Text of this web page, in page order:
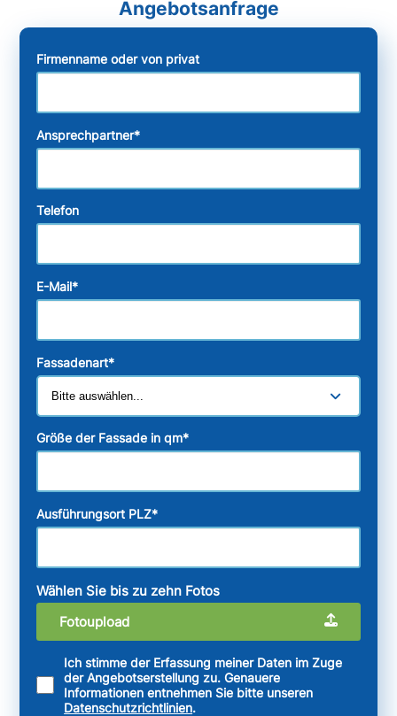
Firmenname oder von privat
Ansprechpartner*
Telefon
E-Mail*
Fassadenart*
Größe der Fassade in qm*
Ausführungsort PLZ*
Wählen Sie bis zu zehn Fotos
Fotoupload
Ich stimme der Erfassung meiner Daten im Zuge
der Angebotserstellung zu. Genauere
Informationen entnehmen Sie bitte unseren
Datenschutzrichtlinien.